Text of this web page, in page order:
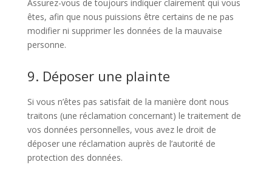
Assurez-vous de toujours indiquer clairement qui vous
êtes, afin que nous puissions être certains de ne pas
modifier ni supprimer les données de la mauvaise
personne.
9. Déposer une plainte
Si vous n’êtes pas satisfait de la manière dont nous
traitons (une réclamation concernant) le traitement de
vos données personnelles, vous avez le droit de
déposer une réclamation auprès de l’autorité de
protection des données.